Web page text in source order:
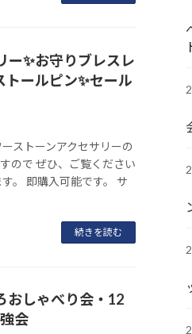
ー✨お守りブレスレ
ールピン✨セール
ストーンアクセサリーの
ので ぜひ、ご覧ください
。 即購入可能です。 サ
続きを読む
おしゃべり会・12
会